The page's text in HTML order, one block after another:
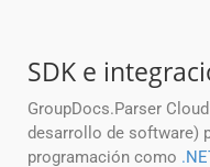
SDK e
GroupDocs.Parser
desarrollo de software)
programación como